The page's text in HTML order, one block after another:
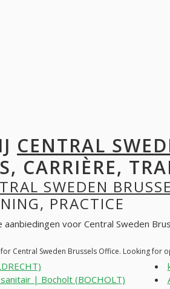
CENTRAL
CARRIÈRE,
SWEDEN
PRACTICE
aanbiedingen voor Central Sweden
Central Sweden Brussels Office. Looking for
| Bocholt (BOCHOLT)